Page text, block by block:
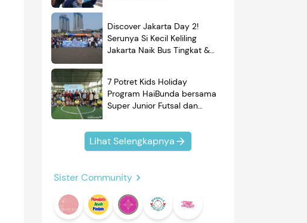
Discover Jakarta Day 2!
Serunya Si Kecil Keliling
Jakarta Naik Bus Tingkat &
7 Potret Kids Holiday
Program HaiBunda bersama
Super Junior Futsal dan
Kompak Banget!
Lihat Selengkapnya
Sister Community